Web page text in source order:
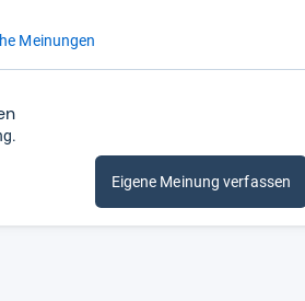
Meinungen
Eigene Meinung verfassen